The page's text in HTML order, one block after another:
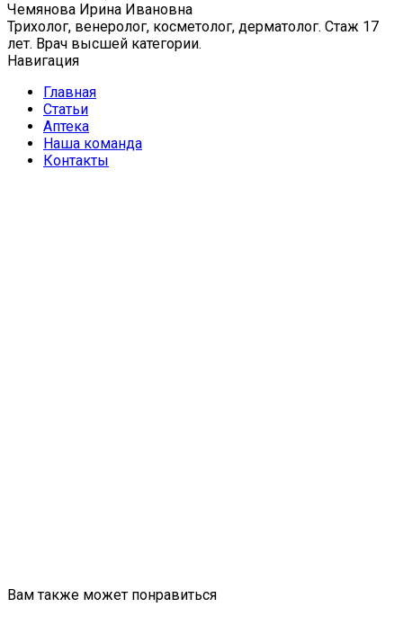
Чемянова Ирина Ивановна
Трихолог, венеролог, косметолог, дерматолог. Стаж 17
лет. Врач высшей категории.
Навигация
Главная
Статьи
Аптека
Наша команда
Контакты
Вам также может понравиться